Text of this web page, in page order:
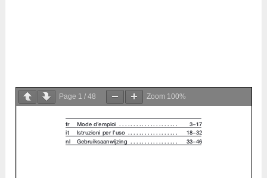
Page 1 /48 Zoom 100%